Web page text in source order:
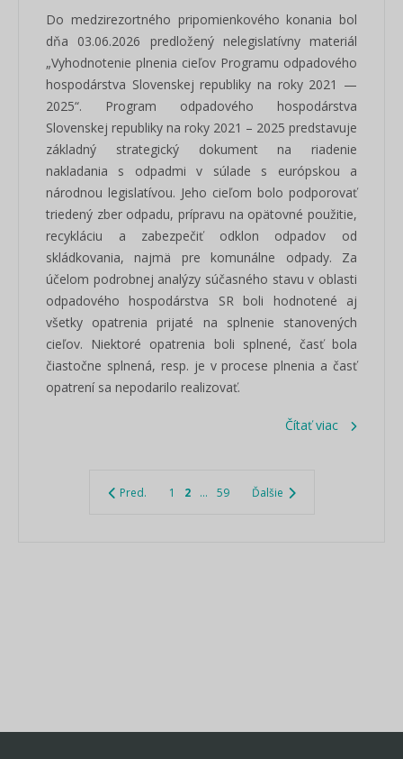
Do medzirezortného pripomienkového konania bol
dňa 03.06.2026 predložený nelegislatívny materiál
„Vyhodnotenie plnenia cieľov Programu odpadového
hospodárstva Slovenskej republiky na roky 2021 —
2025“. Program odpadového hospodárstva
Slovenskej republiky na roky 2021 – 2025 predstavuje
základný strategický dokument na riadenie
nakladania s odpadmi v súlade s európskou a
národnou legislatívou. Jeho cieľom bolo podporovať
triedený zber odpadu, prípravu na opätovné použitie,
recykláciu a zabezpečiť odklon odpadov od
skládkovania, najmä pre komunálne odpady. Za
účelom podrobnej analýzy súčasného stavu v oblasti
odpadového hospodárstva SR boli hodnotené aj
všetky opatrenia prijaté na splnenie stanovených
cieľov. Niektoré opatrenia boli splnené, časť bola
čiastočne splnená, resp. je v procese plnenia a časť
opatrení sa nepodarilo realizovať.
Čítať viac
Pred. 1 2 ... 59 Ďalšie